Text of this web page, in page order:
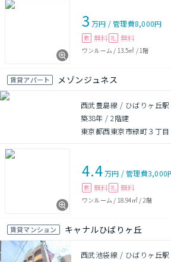
3 万円 /管理費8,000円
敷 無料 礼 無料
ワンルーム / 13.5㎡ / 1階
賃貸アパート メゾンジュネス
西武豊島線 / ひばりヶ丘駅
築38年 /2階建
東京都西東京市緑町３丁目
4.4万円 /管理費3,000
敷 無料 礼 無料
ワンルーム / 18.94㎡/ 2階
賃貸マンション キャナルひばりヶ丘
西武池袋線 / ひばりヶ丘